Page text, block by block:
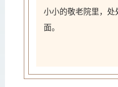
小小的敬老院里，处
面。